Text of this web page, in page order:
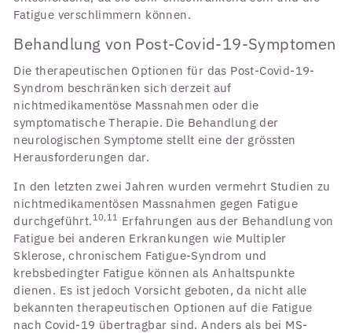
Fatigue verschlimmern können.
Behandlung von Post-Covid-19-Symptomen
Die therapeutischen Optionen für das Post-Covid-19-
Syndrom beschränken sich derzeit auf
nichtmedikamentöse Massnahmen oder die
symptomatische Therapie. Die Behandlung der
neurologischen Symptome stellt eine der grössten
Herausforderungen dar.
In den letzten zwei Jahren wurden vermehrt Studien zu
nichtmedikamentösen Massnahmen gegen Fatigue
durchgeführt. 10,11 Erfahrungen aus der Behandlung von
Fatigue bei anderen Erkrankungen wie Multipler
Sklerose, chronischem Fatigue-Syndrom und
krebsbedingter Fatigue können als Anhaltspunkte
dienen. Es ist jedoch Vorsicht geboten, da nicht alle
bekannten therapeutischen Optionen auf die Fatigue
nach Covid-19 übertragbar sind. Anders als bei MS-